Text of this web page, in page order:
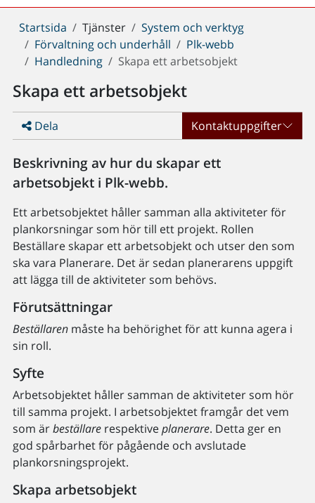
Du
är
här:
Startsida Tjänster
System och verktyg
Förvaltning och underhåll
Plk-webb
Handledning
Skapa ett arbetsobjekt
Skapa ett arbetsobjekt
Dela Kontaktuppgifter
Beskrivning av hur du skapar ett
arbetsobjekt i Plk-webb.
Ett arbetsobjektet håller samman alla aktiviteter för
plankorsningar som hör till ett projekt. Rollen
Beställare skapar ett arbetsobjekt och utser den som
ska vara Planerare. Det är sedan planerarens uppgift
att lägga till de aktiviteter som behövs.
Förutsättningar
Beställarenmåste ha behörighet för att kunna agera i
sin roll.
Syfte
Arbetsobjektet håller samman de aktiviteter som hör
till samma projekt. I arbetsobjektet framgår det vem
som ärbeställarerespektiveplanerare. Detta ger en
god spårbarhet för pågående och avslutade
plankorsningsprojekt.
Skapa arbetsobjekt